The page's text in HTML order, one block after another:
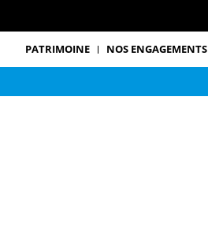
PATRIMOINE NOS ENGAGEMENTS